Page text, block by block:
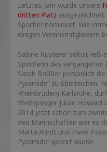
Letztes Jahr wurde unsere
dritten Platz
Sportler nominiert. Wie
einigen Vereinsmitgliedern
Sabine Kusterer selbst ließ
Sportlerin des vergangenen
Sarah Brüßler persönlich
Pyramide“ zu überreichen.
Rheinbrüdern Karlsruhe,
Weitspringer Julian Howard
2014 jetzt schon zum
den Mannschaften war es
Marta Arndt und Pavel
Pyramide“ geehrt wurde.